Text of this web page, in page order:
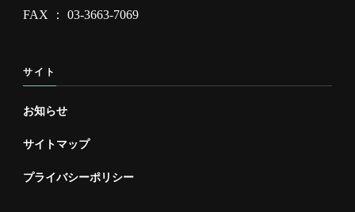
FAX ： 03-3663-7069
サイト
お知らせ
サイトマップ
プライバシーポリシー